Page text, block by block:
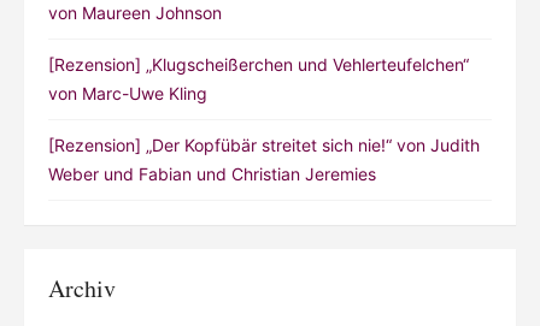
von Maureen Johnson
[Rezension] „Klugscheißerchen und Vehlerteufelchen“
von Marc-Uwe Kling
[Rezension] „Der Kopfübär streitet sich nie!“ von Judith
Weber und Fabian und Christian Jeremies
Archiv